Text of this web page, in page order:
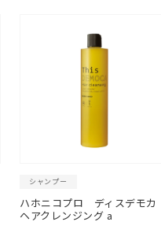
シャンプー
ハホニコプロ ディスデモカ
ヘアクレンジング a